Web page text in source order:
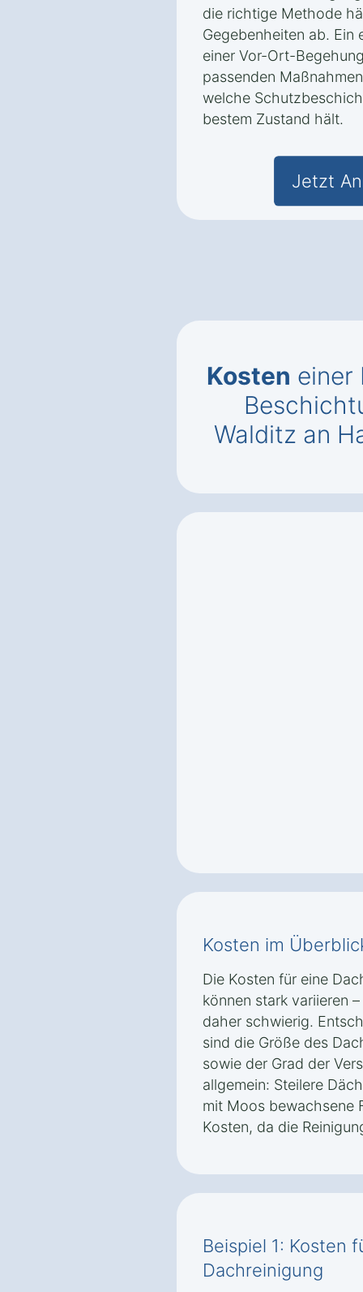
die richtige Methode
Gegebenheiten ab. Ein
einer Vor-Ort-
passenden
welche
bestem Zustand hält.
Jetzt
Kosten einer
Walditz an
Kosten im
Die Kosten für eine
können stark variieren
daher schwierig.
sind die Größe des
sowie der Grad der
allgemein: Steilere
mit Moos bewachsene
Kosten, da die
Beispiel 1: Kosten
Dachreinigung